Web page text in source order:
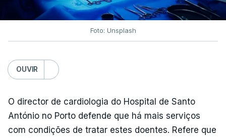
Foto: Unsplash
OUVIR
O director de cardiologia do Hospital de Santo
António no Porto defende que há mais serviços
com condições de tratar estes doentes. Refere que